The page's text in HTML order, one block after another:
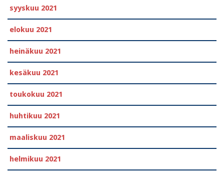
syyskuu 2021
elokuu 2021
heinäkuu 2021
kesäkuu 2021
toukokuu 2021
huhtikuu 2021
maaliskuu 2021
helmikuu 2021